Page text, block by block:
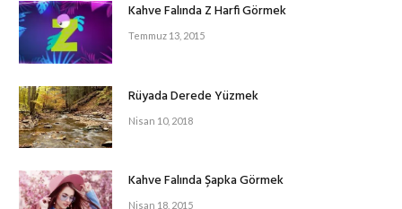
Kahve Falında Z Harfi Görmek
Temmuz 13, 2015
Rüyada Derede Yüzmek
Nisan 10, 2018
Kahve Falında Şapka Görmek
Nisan 18, 2015